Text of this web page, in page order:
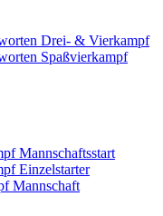
Drei- & Vierkampf
Spaßvierkampf
Mannschaftsstart
Einzelstarter
Mannschaft